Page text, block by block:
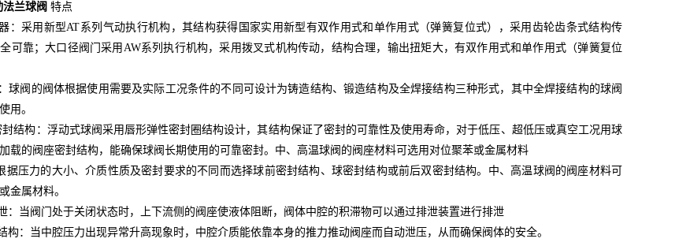
兰球阀 特点
：采用新型AT系列气动执行机构，其结构获得国家实用新型有双作用式和单作用式（弹簧复位式），采用齿轮齿条式结构传
可靠；大口径阀门采用AW系列执行机构，采用拨叉式机构传动，结构合理，输出扭矩大，有双作用式和单作用式（弹簧复位
球阀的阀体根据使用需要及实际工况条件的不同可设计为铸造结构、锻造结构及全焊接结构三种形式，其中全焊接结构的球阀
用。
结构：浮动式球阀采用唇形弹性密封圈结构设计，其结构保证了密封的可靠性及使用寿命，对于低压、超低压或真空工况用球
载的阀座密封结构，能确保球阀长期使用的可靠密封。中、高温球阀的阀座材料可选用对位聚苯或金属材料
据压力的大小、介质性质及密封要求的不同而选择球前密封结构、球密封结构或前后双密封结构。中、高温球阀的阀座材料可
金属材料。
：当阀门处于关闭状态时，上下流侧的阀座使液体阻断，阀体中腔的积滞物可以通过排泄装置进行排泄
构：当中腔压力出现异常升高现象时，中腔介质能依靠本身的推力推动阀座而自动泄压，从而确保阀体的安全。